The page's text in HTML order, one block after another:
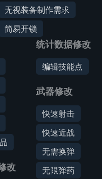
无视装备制作需求
简易开锁
改
统计数据修改
编辑技能点
武器修改
快速射击
快速近战
无需换弹
无限弹药